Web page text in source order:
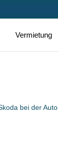
Vermietung